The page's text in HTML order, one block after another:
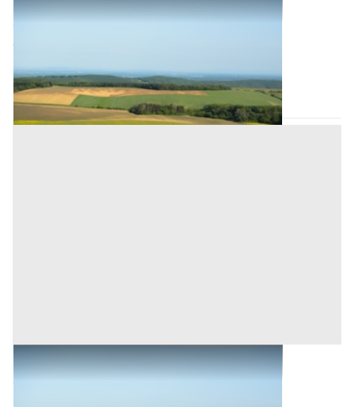
Terreni all'asta a Padova
27.000 €
Codice asta:7ab0e931
Asta chiusa
Terreni all'asta a Padova